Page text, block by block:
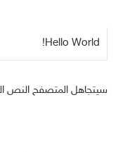
Hello World!
سيتجاهل المتصفح النص